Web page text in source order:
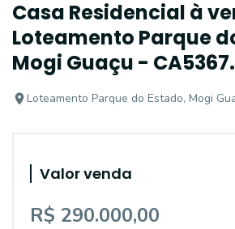
Casa Residencial à
Loteamento Parque
Mogi Guaçu - CA5367.
Loteamento Parque do Estado, Mogi
Valor venda
R$ 290.000,00